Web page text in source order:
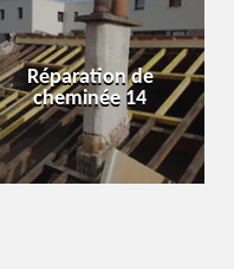
Réparation de
cheminée 14